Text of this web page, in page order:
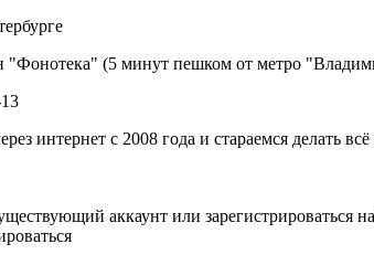
"Фонотека" (5 минут пешком от метро
интернет c 2008 года и стараемся делать
аккаунт или зарегистрироваться